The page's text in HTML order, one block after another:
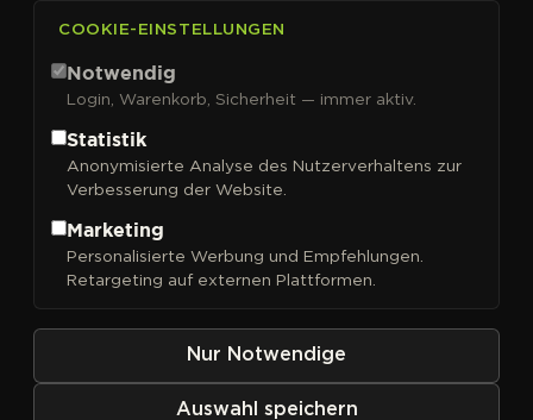
Ace Seeds
Sortieren nach
COOKIE-EINSTELLUNGEN
Notwendig
Login, Warenkorb, Sicherheit — immer aktiv.
Statistik
Anonymisierte Analyse des Nutzerverhaltens zur
Verbesserung der Website.
Marketing
Personalisierte Werbung und Empfehlungen.
Retargeting auf externen Plattformen.
Nur Notwendige
Auswahl speichern